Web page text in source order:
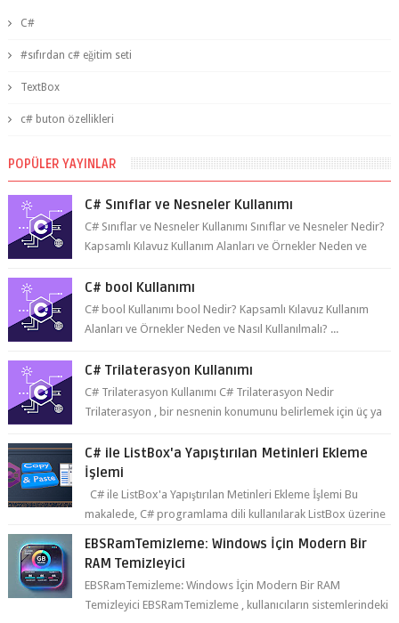
TextBox
c# buton özellikleri
C# Sınıflar ve Nesneler Kullanımı Sınıflar ve Nesneler Nedir?
Kapsamlı Kılavuz Kullanım Alanları ve Örnekler Neden ve
Nasıl ...
C# bool Kullanımı
C# bool Kullanımı bool Nedir? Kapsamlı Kılavuz Kullanım
C# Trilaterasyon Kullanımı
C# Trilaterasyon Kullanımı C# Trilaterasyon Nedir
da daha fazla refer...
C# ile ListBox'a Yapıştırılan Metinleri Ekleme
İşlemi
makalede, C# programlama dili kullanılarak ListBox üzerine
yapıştırılan metin...
EBSRamTemizleme: Windows İçin Modern Bir
RAM Temizleyici
EBSRamTemizleme: Windows İçin Modern Bir RAM
Temizleyici EBSRamTemizleme , kullanıcıların sistemlerindeki
RAM kullanı...